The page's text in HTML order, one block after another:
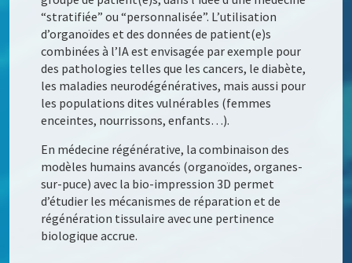
“stratifiée” ou “personnalisée”. L’utilisation
d’organoïdes et des données de patient(e)s
combinées à l’IA est envisagée par exemple pour
des pathologies telles que les cancers, le diabète,
les maladies neurodégénératives, mais aussi pour
les populations dites vulnérables (femmes
enceintes, nourrissons, enfants…).
En médecine régénérative, la combinaison des
modèles humains avancés (organoïdes, organes-
sur-puce) avec la bio-impression 3D permet
d’étudier les mécanismes de réparation et de
régénération tissulaire avec une pertinence
biologique accrue.